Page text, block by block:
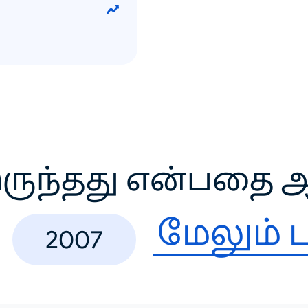
என்பதை
2007 மேலும்